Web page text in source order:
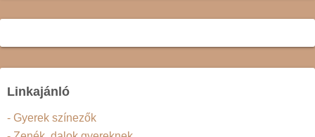
Linkajánló
- Gyerek színezők